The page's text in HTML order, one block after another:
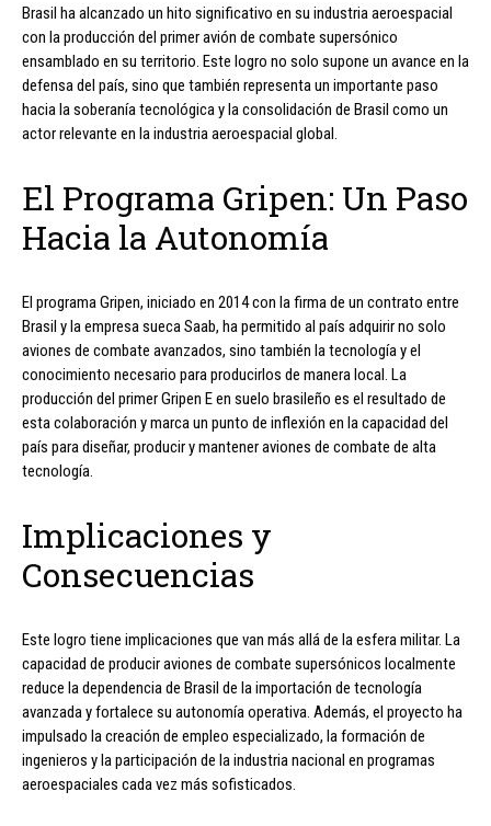
Brasil ha alcanzado un hito significativo en su industria aeroespacial
con la producción del primer avión de combate supersónico
ensamblado en su territorio. Este logro no solo supone un avance en la
defensa del país, sino que también representa un importante paso
hacia la soberanía tecnológica y la consolidación de Brasil como un
actor relevante en la industria aeroespacial global.
El Programa Gripen: Un Paso
Hacia la Autonomía
El programa Gripen, iniciado en 2014 con la firma de un contrato entre
Brasil y la empresa sueca Saab, ha permitido al país adquirir no solo
aviones de combate avanzados, sino también la tecnología y el
conocimiento necesario para producirlos de manera local. La
producción del primer Gripen E en suelo brasileño es el resultado de
esta colaboración y marca un punto de inflexión en la capacidad del
país para diseñar, producir y mantener aviones de combate de alta
tecnología.
Implicaciones y
Consecuencias
Este logro tiene implicaciones que van más allá de la esfera militar. La
capacidad de producir aviones de combate supersónicos localmente
reduce la dependencia de Brasil de la importación de tecnología
avanzada y fortalece su autonomía operativa. Además, el proyecto ha
impulsado la creación de empleo especializado, la formación de
ingenieros y la participación de la industria nacional en programas
aeroespaciales cada vez más sofisticados.